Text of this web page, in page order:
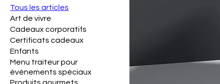
Tous les articles
Art de vivre
Cadeaux corporatifs
Certificats cadeaux
Enfants
Menu traiteur pour
événements spéciaux
Produits gourmets